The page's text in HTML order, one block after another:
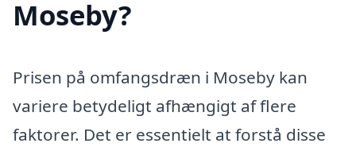
Moseby?
Prisen på omfangsdræn i Moseby kan
variere betydeligt afhængigt af flere
faktorer. Det er essentielt at forstå disse